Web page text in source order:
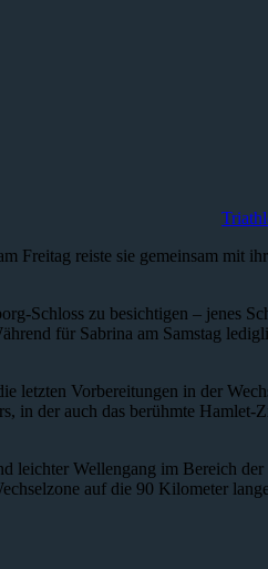
Freitag reiste sie gemeinsam mit
Schloss zu besichtigen – jenes
für Sabrina am Samstag
letzten Vorbereitungen in der
in der auch das berühmte Hamlet-
leichter Wellengang im Bereich
auf die 90 Kilometer